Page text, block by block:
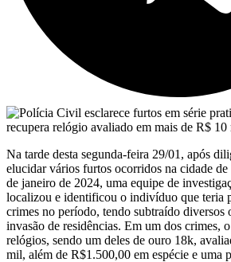
Na tarde desta segunda-feira 29/01, após
elucidar vários furtos ocorridos na cidade
de janeiro de 2024, uma equipe de
localizou e identificou o indivíduo que teria
crimes no período, tendo subtraído diversos
invasão de residências. Em um dos crimes,
relógios, sendo um deles de ouro 18k,
mil, além de R$1.500,00 em espécie e uma